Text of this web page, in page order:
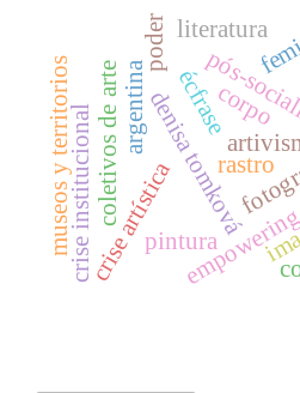
denisa tomková
pós-
crise artística
crise institucional pintura
écfrase
argentina
coletivos de arte
poder
corpo
literatura
rastro
museos y territorios